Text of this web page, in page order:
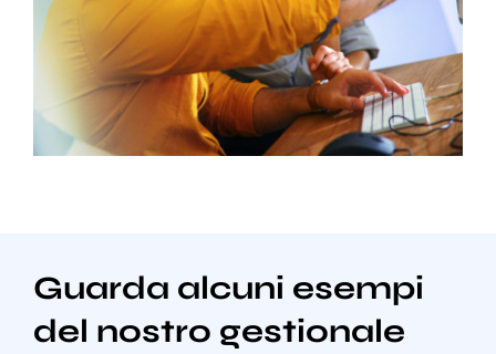
Guarda alcuni esempi
del nostro gestionale